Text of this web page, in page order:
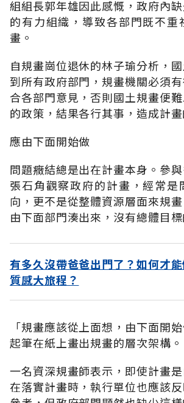
組組長郭年雄因此感慨，政府內
的有力組織，導致各部門既不重
畫。
自規畫崗位退休的林子瑜分析，
到所有政府部門，規畫機關必須
合各部門意見，否則國土規畫便
的政策，結果各行其事，造成計畫
應由下面開始做
問題癥結總是出在計畫本身。參
張石角觀察政府的計畫，經常是
向，更不是從整體資源層面來規
由下面部門湊出來，沒有總體目
有多久沒帶爸爸出門了？如何才
質感大旅程？
「規畫應該從上面想，由下面開
起筆在紙上畫出規畫的層次架構。
一名資深規畫師表示，即使計畫是
在落實計畫時，執行單位也應該